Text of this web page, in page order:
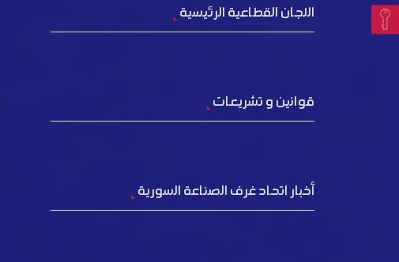
اللجان القطاعية الرئيسية
قوانين و تشريعات
أخبار اتحاد غرف الصناعة السورية